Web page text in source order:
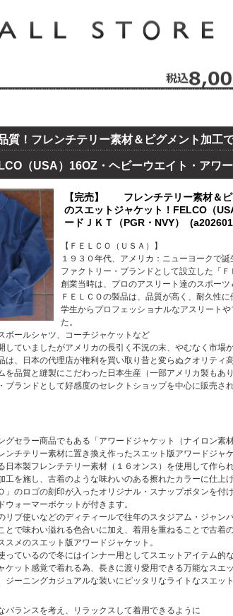
質！フレンチテリー素材＆ピグメント加工
（USA）16OZ・ヘビーウエイト・アワ
【完売】 フレンチテリー素材＆ピ
のスエットジャケット！FELCO（
ードＪＫＴ（PGR・NVY）
【ＦＥＬＣＯ（ＵＳＡ）】
１９３０年代、アメリカ：ニューヨークで
ファクトリー・ブランドとして設立した「Ｆ
創業当時は、プロのアスリート達のスポーツ
ＦＥＬＣＯの製品は、品質が高く、耐久性に
学生からプロフェッショナルなアスリート
た。
ボールシャツ、コーチジャケットなど
していましたがアメリカの長引く不況の末、やむなく市場
は、日本の代理店が権利を買い取り昔と変らぬクオリティ
を品質と縫製にこだわった日本生産（一部アメリカ製もあ
ブランドとして好感度のセレクトショップを中心に販売され
グセラー商品でもある「アワードジャケット（ナイロン素
ンチテリー素材に置き換え作ったスエット版アワードジャケ
日本製フレンチテリー素材（１６オンス）を使用して作ら
工を施し、古着のような味わいのある擦れたカラーに仕上げ
」のロゴの刻印が入ったオリジナル・スナップボタンを付け
ウォーマーポケットが付きます。
リブ使いなどのディティールで往年のスタジアム・ジャン
とで味わい溢れる色合いに加え、着用を重ねることで古着
スメのスエット版アワードジャケット。
っているので冬にはインナー用としてスエットアイテム的
ケット感覚で着れる為、長きに渡り愛用できる万能なスエ
ジーニングカジュアルな装いにピッタリなライトなスエッ
ランスを考え、リラックスして着用できるように